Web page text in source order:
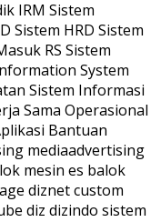
IRM Sistem
Sistem HRD Sistem
RS Sistem
System
Sistem Informasi
Sama Operasional
Bantuan
mediaadvertising
mesin es balok
diznet custom
diz dizindo sistem